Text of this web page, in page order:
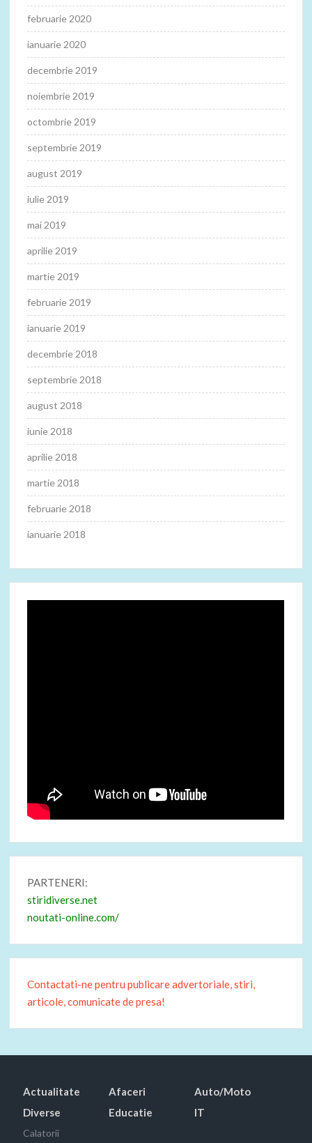
februarie 2020
ianuarie 2020
decembrie 2019
noiembrie 2019
octombrie 2019
septembrie 2019
august 2019
iulie 2019
mai 2019
aprilie 2019
martie 2019
februarie 2019
ianuarie 2019
decembrie 2018
septembrie 2018
august 2018
iunie 2018
aprilie 2018
martie 2018
februarie 2018
ianuarie 2018
PARTENERI:
stiridiverse.net
noutati-online.com/
Contactati-ne pentru publicare advertoriale, stiri,
articole, comunicate de presa!
Actualitate Afaceri
Auto/Moto
Diverse
Calatorii
Educatie IT